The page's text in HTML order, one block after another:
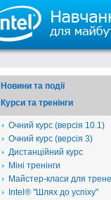
Новини та події
Курси та тренінги
Очний курс (версія 10.1)
Очний курс (версія 3)
Дистанційний курс
Міні тренінги
Майстер-класи для
Intel® "Шлях до успіху"